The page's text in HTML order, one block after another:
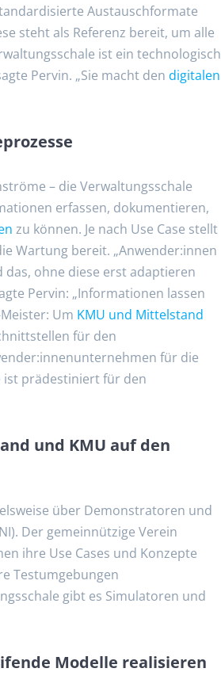
Austauschformate
steht als Referenz bereit, um alle
ist ein technologisch
Pervin. „Sie macht den digitalen
– die Verwaltungsschale
erfassen, dokumentieren,
zu können. Je nach Use Case stellt
Wartung bereit. „Anwender:innen
ohne diese erst adaptieren
Pervin: „Informationen lassen
Um KMU und Mittelstand
für den
für die
ist prädestiniert für den
und KMU auf den
über Demonstratoren und
Der gemeinnützige Verein
ihre Use Cases und Konzepte
Testumgebungen
gibt es Simulatoren und
Modelle realisieren